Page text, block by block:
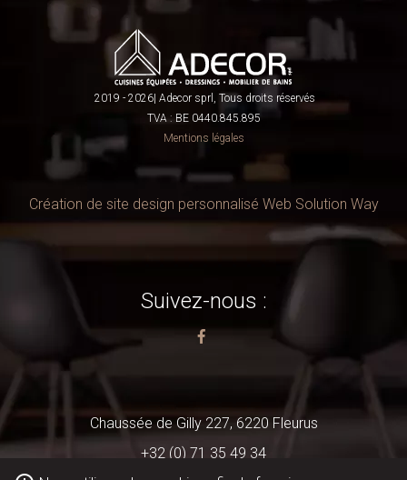
2019 - 2026 | Adecor sprl, Tous droits réservés
TVA : BE 0440.845.895
Mentions légales
Création de site design personnalisé Web Solution Way
Suivez-nous :
Suivez-
Contactez-
nous
Chaussée de Gilly 227, 6220 Fleurus
+32 (0) 71 35 49 34